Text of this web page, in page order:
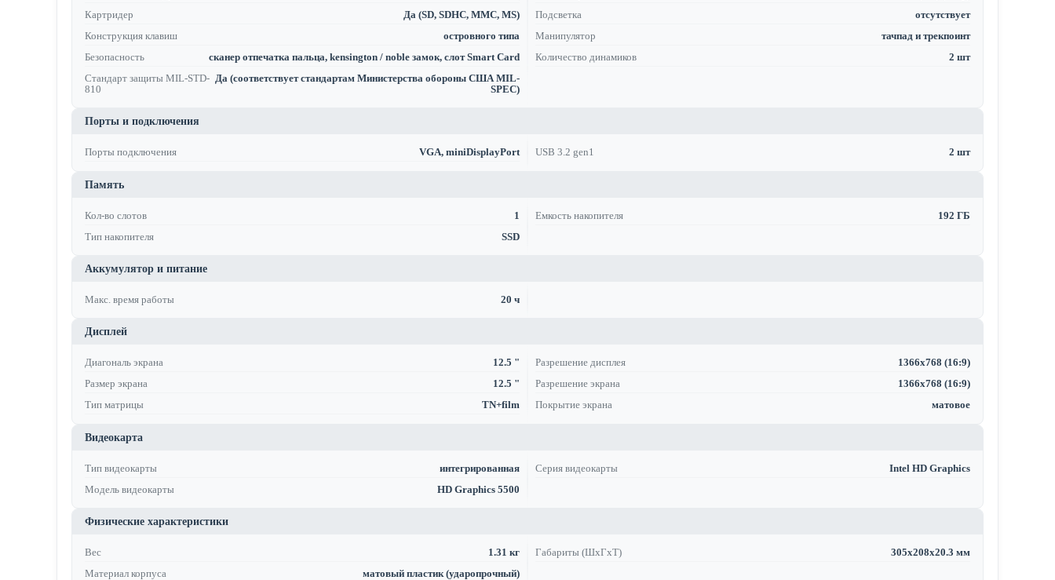
Картридер
Да (SD, SDHC, MMC, MS) Подсветка
отсутствует
Конструкция клавиш
островного типа Манипулятор
тачпад и трекпоинт
Безопасность
сканер отпечатка пальца, kensington / noble замок, слот Smart Card Количество динамиков
2 шт
Стандарт защиты MIL-STD-
810
Да (соответствует стандартам Министерства обороны США MIL-
SPEC)
Порты и подключения
Порты подключения VGA, miniDisplayPort USB 3.2 gen1 2 шт
Память
Кол-во слотов 1 Емкость накопителя
192 ГБ
Тип накопителя
SSD
Аккумулятор и питание
Макс. время работы 20 ч
Дисплей
Диагональ экрана 12.5 " Разрешение дисплея
1366x768 (16:9)
Размер экрана
12.5 " Разрешение экрана
1366x768 (16:9)
Тип матрицы
TN+film Покрытие экрана матовое
Видеокарта
Тип видеокарты интегрированная Серия видеокарты
Intel HD Graphics
Модель видеокарты
HD Graphics 5500
Физические характеристики
Вес 1.31 кг Габариты (ШхГхТ)
305х208х20.3 мм
Материал корпуса
матовый пластик (ударопрочный)